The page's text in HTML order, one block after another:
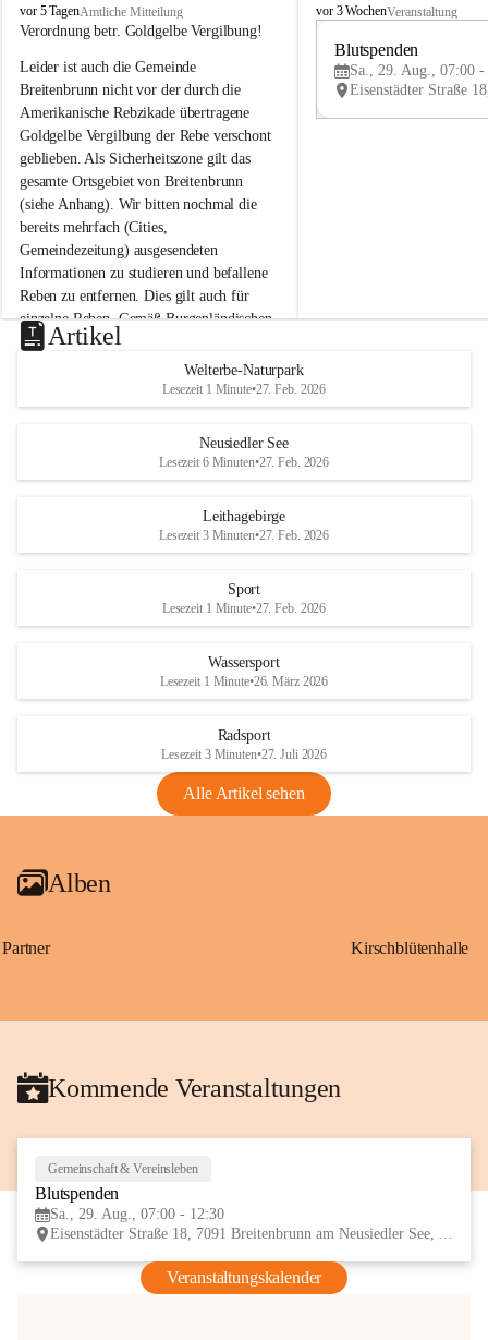
B
r
i
t
e
n
b
r
u
n
n
a
m
N
e
u
s
d
S
vor 5 TagenAmtliche Mitteilung
Verordnung betr. Goldgelbe Vergilbung!
Leider ist auch die Gemeinde
Breitenbrunn nicht vor der durch die
Amerikanische Rebzikade übertragene
Goldgelbe Vergilbung der Rebe verschont
geblieben. Als Sicherheitszone gilt das
gesamte Ortsgebiet von Breitenbrunn
(siehe Anhang). Wir bitten nochmal die
bereits mehrfach (Cities,
Gemeindezeitung) ausgesendeten
Informationen zu studieren und befallene
Reben zu entfernen. Dies gilt auch für
einzelne Reben. Gemäß Burgenländischen
Weinbaugesetz sind nicht gepflegte oder
unzulässige Weingärten zu roden! Bitte
helfen wir zusammen um unsere Winzer
vor den prognostizierten Ernteausfällen
und den daraus folgenden wirtschaftlichen
Maßnahmen zur Bekämpfung
Rebe und der Amerikanischen
Anhang VBl. EU Nr. 18
1 Seite•1,4 MB
VBl. EU Nr. 18_2026
B
e
u
e
d
r
S
vor 3 WochenVeranstaltung
Blutspenden
Sa., 29. Aug., 07:00 -
Artikel
Welterbe-Naturpark
Lesezeit 1 Minute•27. Feb. 2026
Neusiedler See
Lesezeit 6 Minuten•27. Feb. 2026
Leithagebirge
Lesezeit 3 Minuten•27. Feb. 2026
Sport
Lesezeit 1 Minute•27. Feb. 2026
Wassersport
Lesezeit 1 Minute•26. März 2026
Radsport
Lesezeit 3 Minuten•27. Juli 2026
Alle Artikel sehen
Alben
Partner Kirschblütenhalle
Kommende Veranstaltungen
Gemeinschaft & Vereinsleben
Blutspenden
Sa., 29. Aug., 07:00 - 12:30
Eisenstädter Straße 18, 7091 Breitenbrunn am Neusiedler See, AUT
Veranstaltungskalender